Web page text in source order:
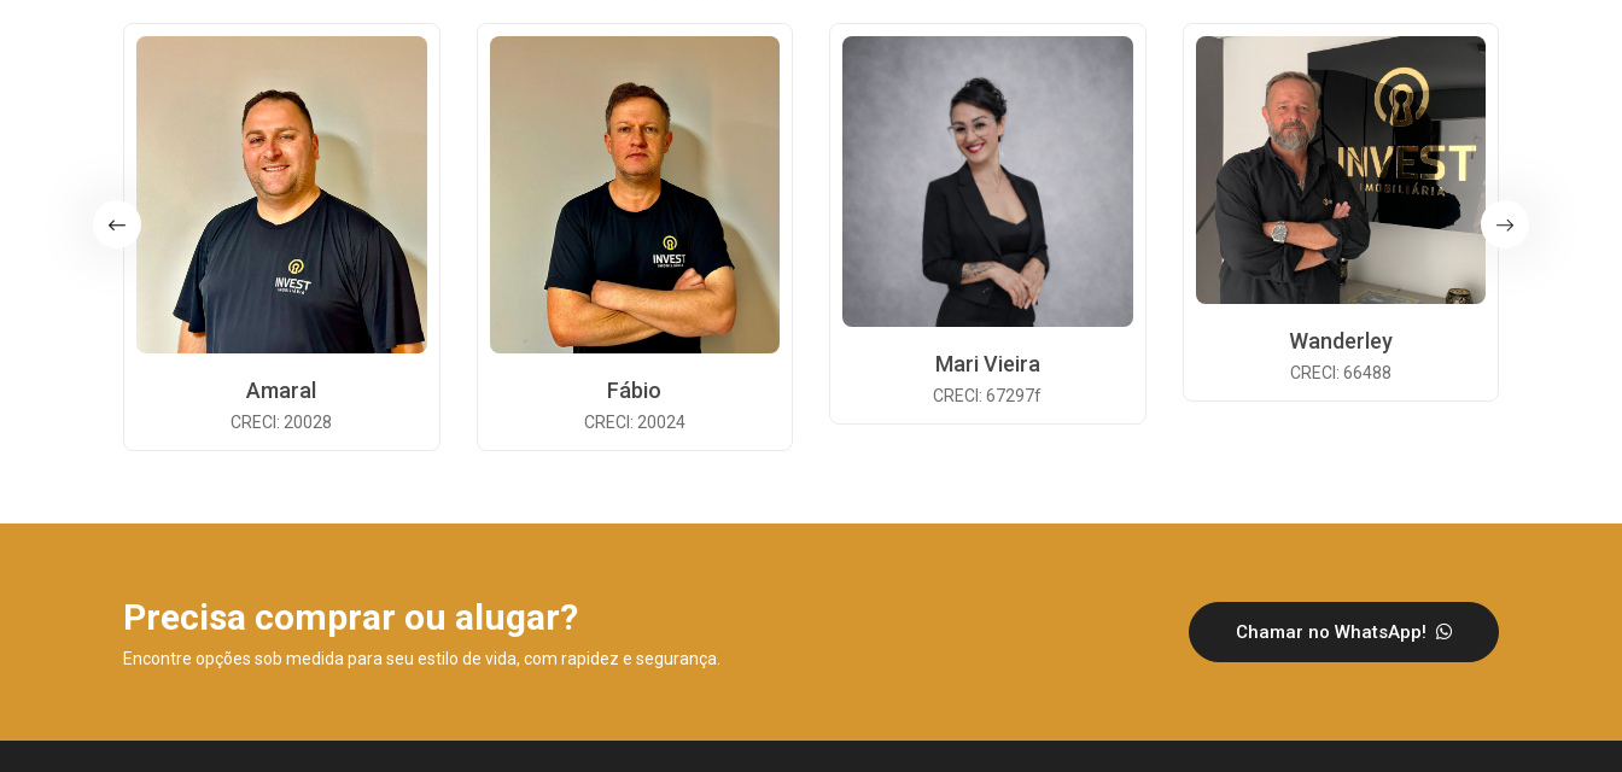
Amaral
CRECI: 20028
Fábio
CRECI: 20024
Mari Vieira
CRECI: 67297f
Wanderley
CRECI: 66488
Precisa comprar ou alugar?
Encontre opções sob medida para seu estilo de vida, com rapidez e segurança.
Chamar no WhatsApp!